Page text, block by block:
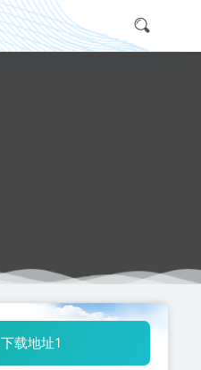
下载地址1